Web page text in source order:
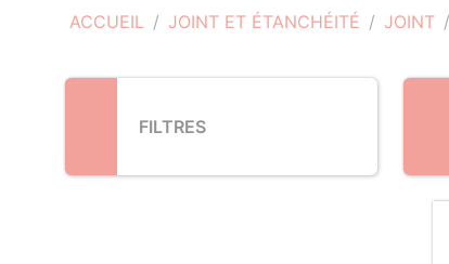
ACCUEIL JOINT ET ÉTANCHÉITÉ JOINT
FILTRES